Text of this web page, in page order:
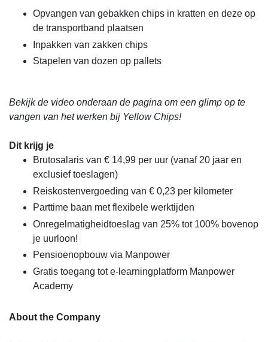
Opvangen van gebakken chips in kratten en deze op
de transportband plaatsen
Inpakken van zakken chips
Stapelen van dozen op pallets
Bekijk de video onderaan de pagina om een glimp op te
vangen van het werken bij Yellow Chips!
Dit krijg je
Brutosalaris van € 14,99 per uur (vanaf 20 jaar en
exclusief toeslagen)
Reiskostenvergoeding van € 0,23 per kilometer
Parttime baan met flexibele werktijden
Onregelmatigheidtoeslag van 25% tot 100% bovenop
je uurloon!
Pensioenopbouw via Manpower
Gratis toegang tot e-learningplatform Manpower
Academy
About the Company